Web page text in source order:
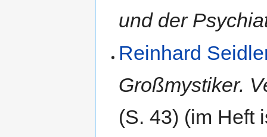
und der
Reinhard
Großmystiker.
(S. 43) (im Heft